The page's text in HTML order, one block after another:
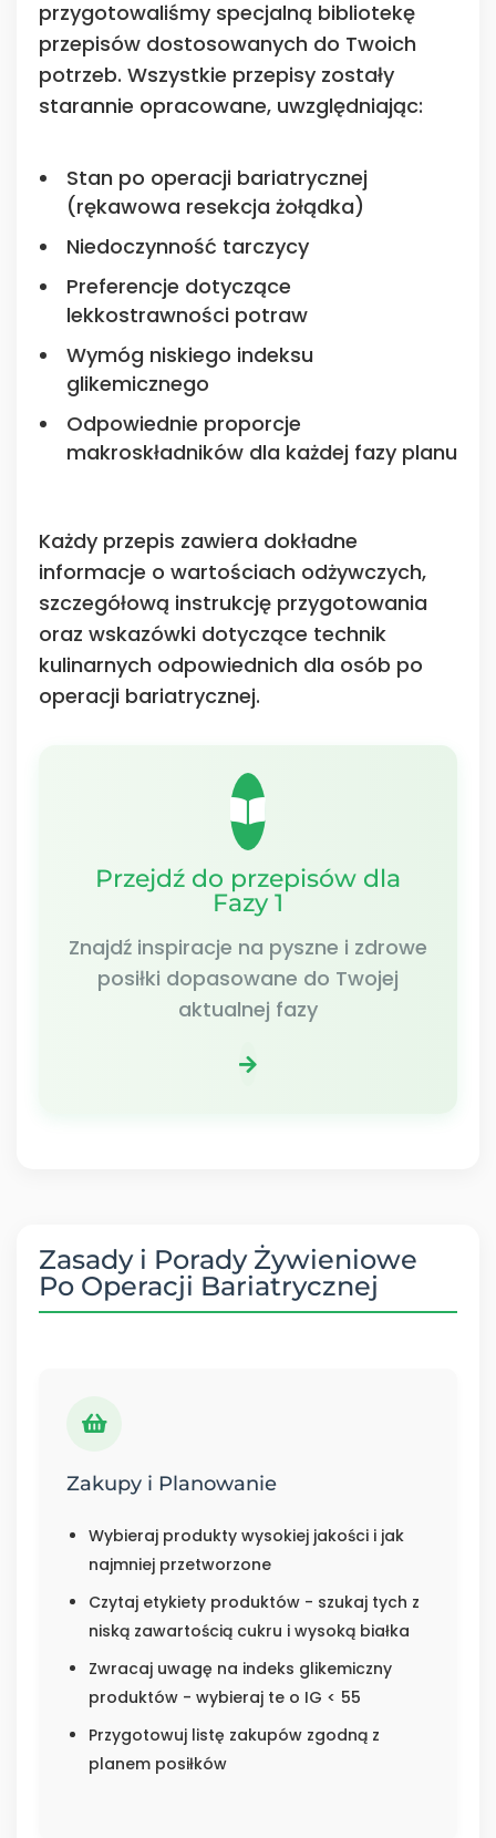
przygotowaliśmy specjalną bibliotekę
przepisów dostosowanych do Twoich
potrzeb. Wszystkie przepisy zostały
starannie opracowane, uwzględniając:
Stan po operacji bariatrycznej
(rękawowa resekcja żołądka)
Niedoczynność tarczycy
Preferencje dotyczące
lekkostrawności potraw
Wymóg niskiego indeksu
glikemicznego
Odpowiednie proporcje
makroskładników dla każdej fazy planu
Każdy przepis zawiera dokładne
informacje o wartościach odżywczych,
szczegółową instrukcję przygotowania
oraz wskazówki dotyczące technik
kulinarnych odpowiednich dla osób po
operacji bariatrycznej.
Przejdź do przepisów dla
Fazy 1
Znajdź inspiracje na pyszne i zdrowe
posiłki dopasowane do Twojej
aktualnej fazy
Zasady i Porady Żywieniowe
Po Operacji Bariatrycznej
Zakupy i Planowanie
Wybieraj produkty wysokiej jakości i jak
najmniej przetworzone
Czytaj etykiety produktów - szukaj tych z
niską zawartością cukru i wysoką białka
Zwracaj uwagę na indeks glikemiczny
produktów - wybieraj te o IG < 55
Przygotowuj listę zakupów zgodną z
planem posiłków